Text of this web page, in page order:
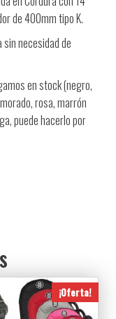
de 400mm tipo K.
necesidad de
en stock (negro,
rosa, marrón
puede hacerlo por
¡Oferta!